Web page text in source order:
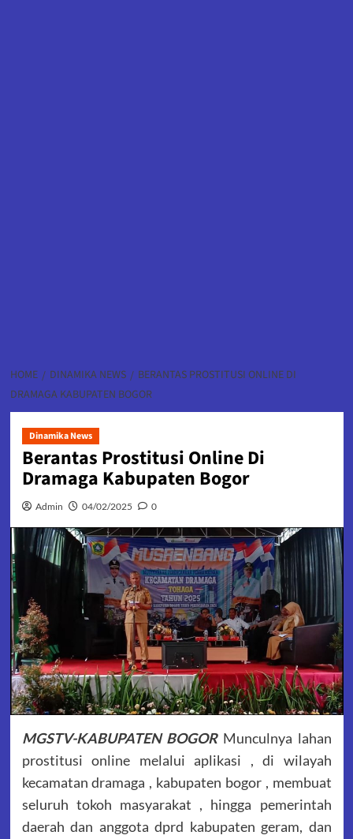
HOME DINAMIKA NEWS
BERANTAS PROSTITUSI ONLINE DI
DRAMAGA KABUPATEN BOGOR
Dinamika News
Berantas Prostitusi Online Di
Dramaga Kabupaten Bogor
Admin 04/02/2025 0
MGSTV-KABUPATEN BOGORMunculnya lahan
prostitusi online melalui aplikasi , di wilayah
kecamatan dramaga , kabupaten bogor , membuat
seluruh tokoh masyarakat , hingga pemerintah
daerah dan anggota dprd kabupaten geram, dan